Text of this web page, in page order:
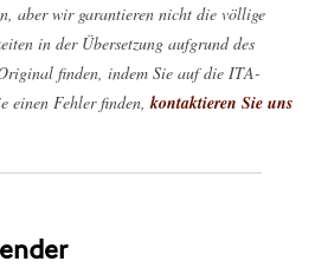
aber wir garantieren nicht die völlige
in der Übersetzung aufgrund des
finden, indem Sie auf die ITA-
einen Fehler finden, kontaktieren Sie uns